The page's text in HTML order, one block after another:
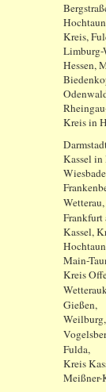
Kreis,
Hessen,
Kreis in
Kassel in
Wetterau,
Frankfurt
Kassel,
Main-
Kreis
Gießen,
Fulda,
Kreis